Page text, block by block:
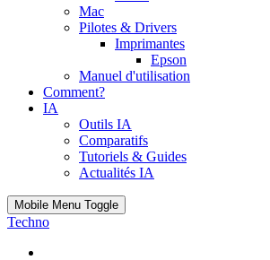
Mac
Pilotes & Drivers
Imprimantes
Epson
Manuel d'utilisation
Comment?
IA
Outils IA
Comparatifs
Tutoriels & Guides
Actualités IA
Mobile Menu Toggle
Techno